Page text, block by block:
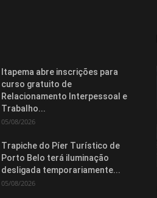
Itapema abre inscrições para
curso gratuito de
Relacionamento Interpessoal e
Trabalho...
05/08/2026
Trapiche do Píer Turístico de
Porto Belo terá iluminação
desligada temporariamente...
05/08/2026